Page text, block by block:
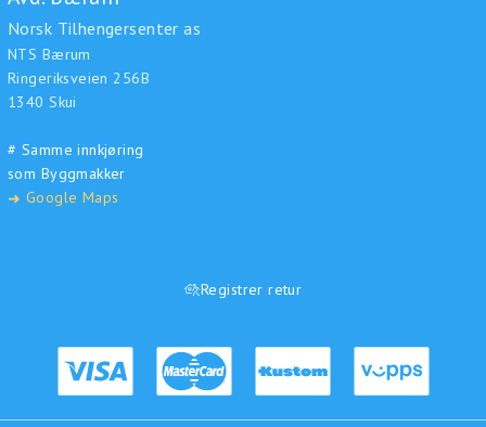
Norsk Tilhengersenter as
NTS Bærum
Ringeriksveien 256B
1340 Skui
# Samme innkjøring
som Byggmakker
➜ Google Maps
Registrer retur